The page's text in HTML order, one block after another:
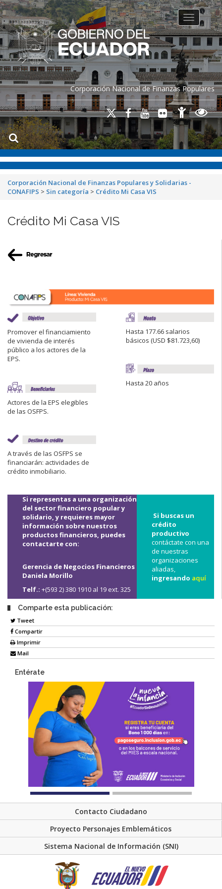
Corporación Nacional de Finanzas Populares
Toggle
Corporación Nacional de Finanzas Populares y Solidarias -
CONAFIPS > Sin categoría > Crédito Mi Casa VIS
Crédito Mi Casa VIS
Promover el financiamiento
de vivienda de interés
público a los actores de la
EPS.
Actores de la EPS elegibles
de las OSFPS.
A través de las OSFPS se
financiarán: actividades de
crédito inmobiliario.
Hasta 177.66 salarios
básicos (USD $81.723,60)
Hasta 20 años
Si representas a una organización
del sector financiero popular y
solidario, y requieres mayor
información sobre nuestros
productos financieros, puedes
contactarte con:
Gerencia de Negocios Financieros
Daniela Morillo
Telf.: +(593 2) 380 1910 al 19 ext. 325
Si buscas un
crédito
productivo
contáctate con una
de nuestras
organizaciones
aliadas,
ingresando aquí
Comparte esta publicación:
Tweet
Compartir
Imprimir
Mail
Entérate
Contacto Ciudadano
Proyecto Personajes Emblemáticos
Sistema Nacional de Información (SNI)